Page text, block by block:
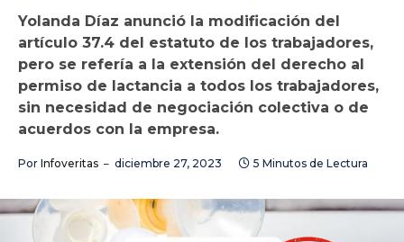
Yolanda Díaz anunció la modificación del
artículo 37.4 del estatuto de los trabajadores,
pero se refería a la extensión del derecho al
permiso de lactancia a todos los trabajadores,
sin necesidad de negociación colectiva o de
acuerdos con la empresa.
Por Infoveritas diciembre 27, 2023 5 Minutos de Lectura